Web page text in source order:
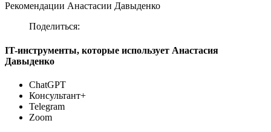
Рекомендации Анастасии Давыденко
Поделиться:
IT-инструменты, которые использует Анастасия
Давыденко
ChatGPT
Консультант+
Telegram
Zoom